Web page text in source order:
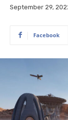
September 29,
Facebook